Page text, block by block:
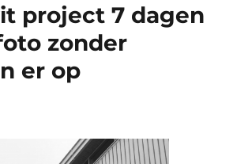
project 7 dagen
zonder
er op